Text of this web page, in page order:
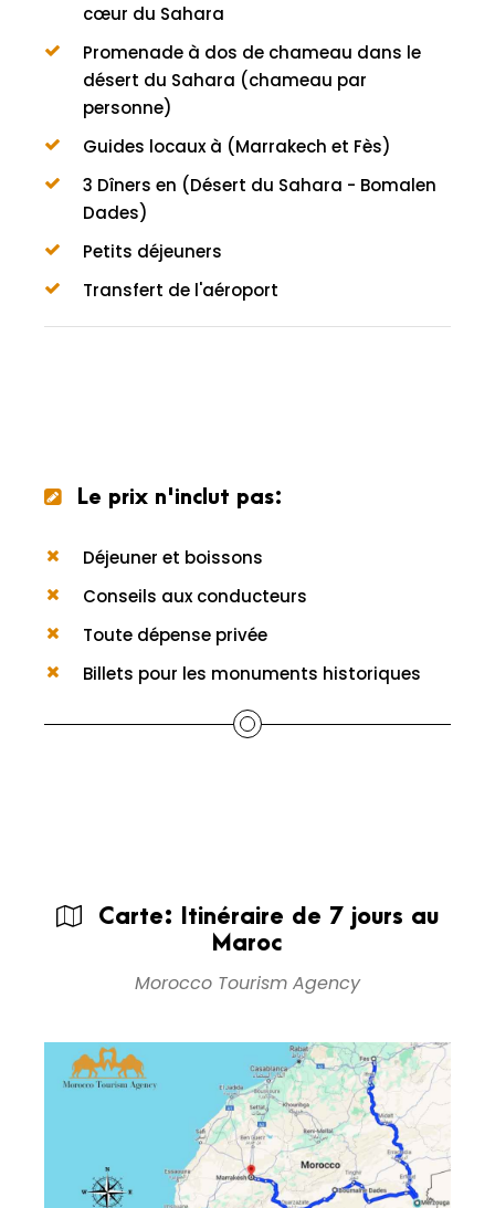
cœur du Sahara
Promenade à dos de chameau dans le
désert du Sahara (chameau par
personne)
Guides locaux à (Marrakech et Fès)
3 Dîners en (Désert du Sahara - Bomalen
Dades)
Petits déjeuners
Transfert de l'aéroport
Le prix n'inclut pas:
Déjeuner et boissons
Conseils aux conducteurs
Toute dépense privée
Billets pour les monuments historiques
Carte: Itinéraire de 7 jours au
Maroc
Morocco Tourism Agency